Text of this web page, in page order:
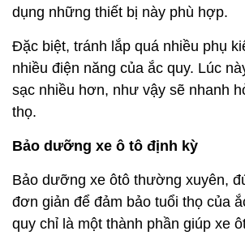
dụng những thiết bị này phù hợp.
Đặc biệt, tránh lắp quá nhiều phụ
nhiều điện năng của ắc quy. Lúc
sạc nhiều hơn, như vậy sẽ nhanh
thọ.
Bảo dưỡng xe ô tô định kỳ
Bảo dưỡng xe ôtô thường xuyên,
đơn giản để đảm bảo tuổi thọ của
quy chỉ là một thành phần giúp xe